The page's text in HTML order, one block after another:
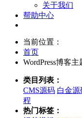
关于我们
帮助中心
当前位置：
首页
WordPress博客主
类目列表：
CMS源码 白金源
程
热门标签：